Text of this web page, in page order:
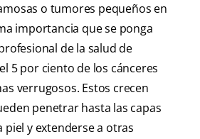
o tumores pequeños en
importancia que se ponga
de la salud de
5 por ciento de los cánceres
verrugosos. Estos crecen
penetrar hasta las capas
piel y extenderse a otras